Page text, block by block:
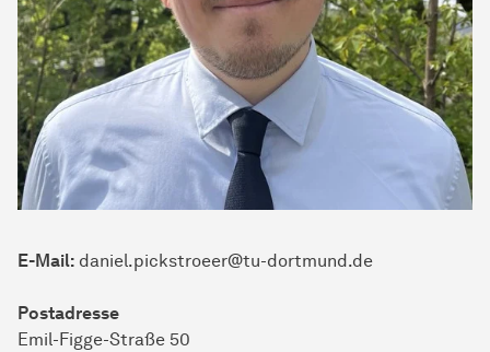
E-Mail: daniel.pickstroeer@tu-dortmund.de
Postadresse
Emil-Figge-Straße 50